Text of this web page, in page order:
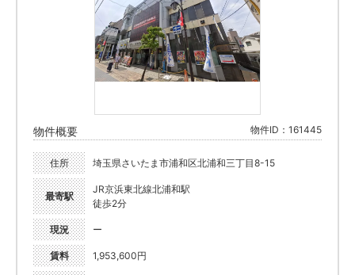
物件概要 物件ID：161445
住所 埼玉県さいたま市浦和区北浦和三丁目8-15
最寄駅
JR京浜東北線北浦和駅
徒歩2分
現況 ー
賃料 1,953,600円